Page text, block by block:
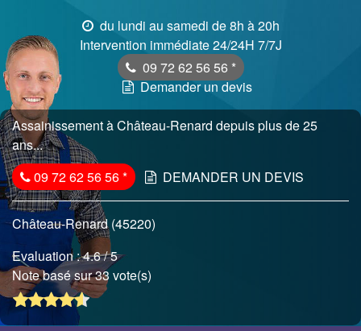
du lundi au samedi de 8h à 20h
Intervention immédiate 24/24H 7/7J
09 72 62 56 56 *
Demander un devis
Assainissement à Château-Renard depuis plus de 25
ans...
09 72 62 56 56* DEMANDER UN DEVIS
Château-Renard (45220)
Evaluation :4.6/ 5
Note basé sur 33 vote(s)